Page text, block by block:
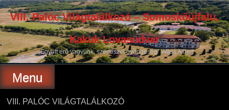
Skip
to
contentVIII. Palóc Világtalálkozó – Somoskőújfalu,
Kakuk Lovasudvar
„Együtt erő vagyunk, szerteszét gyöngeség” Wass Albert
Menu
VIII. PALÓC VILÁGTALÁLKOZÓ